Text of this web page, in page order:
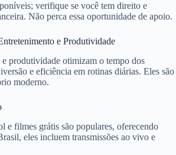
verifique se você tem direito e
Não perca essa oportunidade de apoio.
e Produtividade
produtividade otimizam o tempo dos
e eficiência em rotinas diárias. Eles são
moderno.
e filmes grátis são populares, oferecendo
eles incluem transmissões ao vivo e